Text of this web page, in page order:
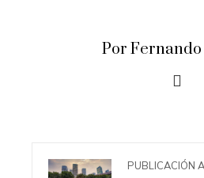
Por
PUBLICACIÓN